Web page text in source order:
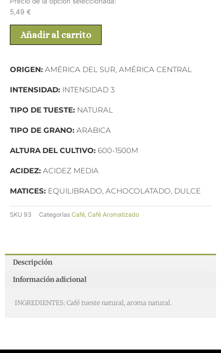
5,49 €
Añadir al carrito
ORIGEN: AMÉRICA DEL SUR, AMÉRICA CENTRAL
INTENSIDAD: INTENSIDAD 3
TIPO DE TUESTE: NATURAL
TIPO DE GRANO: ARABICA
ALTURA DEL CULTIVO: 600-1500M
ACIDEZ: ACIDEZ MEDIA
MATICES: EQUILIBRADO, ACHOCOLATADO, DULCE
SKU 93 Categorías Café Café Aromatizado
Descripción
Información adicional
INGREDIENTES: Café tueste natural, aroma natural.